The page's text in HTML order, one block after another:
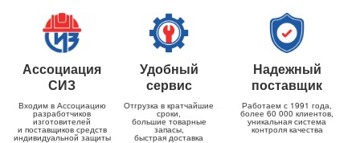
Ассоциация
СИЗ
Входим в Ассоциацию
разработчиков
изготовителей
и поставщиков средств
индивидуальной защиты
Удобный
сервис
Отгрузка в кратчайшие
сроки,
большие товарные
запасы,
быстрая доставка
Надежный
поставщик
Работаем с 1991 года,
более 60 000 клиентов,
уникальная система
контроля качества